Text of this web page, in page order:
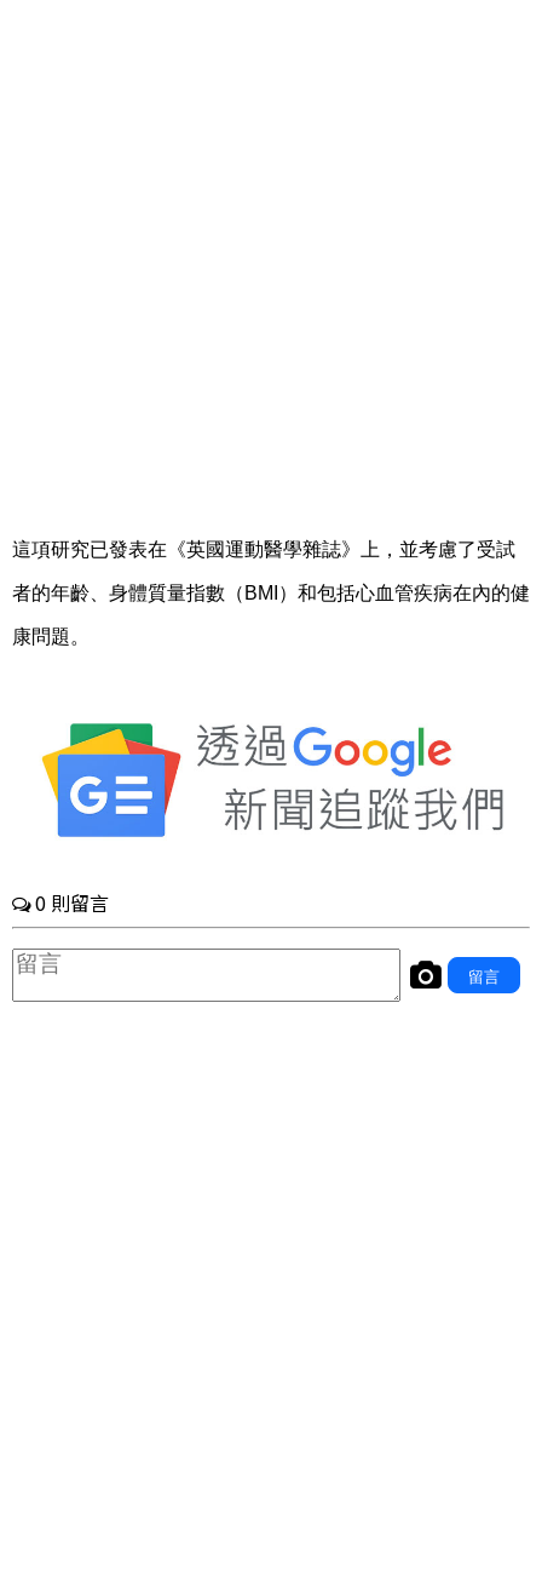
這項研究已發表在《英國運動醫學雜誌》上，並考慮了受試
者的年齡、身體質量指數（BMI）和包括心血管疾病在內的健
康問題。